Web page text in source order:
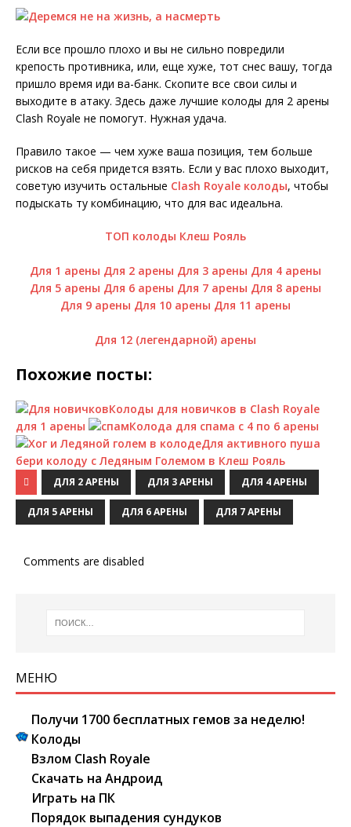
Если все прошло плохо и вы не сильно повредили
крепость противника, или, еще хуже, тот снес вашу, тогда
пришло время иди ва-банк. Скопите все свои силы и
выходите в атаку. Здесь даже лучшие колоды для 2 арены
Clash Royale не помогут. Нужная удача.
Правило такое — чем хуже ваша позиция, тем больше
рисков на себя придется взять. Если у вас плохо выходит,
советую изучить остальные Clash Royale колоды, чтобы
подыскать ту комбинацию, что для вас идеальна.
ТОП колоды Клеш Рояль
Для 1 арены Для 2 арены Для 3 арены Для 4 арены
Для 5 арены Для 6 арены Для 7 арены Для 8 арены
Для 9 арены Для 10 арены Для 11 арены
Для 12 (легендарной) арены
Похожие посты:
Колоды для новичков в Clash Royale
для 1 арены
Колода для спама с 4 по 6 арены
Для активного пуша
бери колоду с Ледяным Големом в Клеш Рояль
ДЛЯ 2 АРЕНЫ ДЛЯ 3 АРЕНЫ ДЛЯ 4 АРЕНЫ
ДЛЯ 5 АРЕНЫ ДЛЯ 6 АРЕНЫ ДЛЯ 7 АРЕНЫ
Comments are disabled
МЕНЮ
Получи 1700 бесплатных гемов за неделю!
Колоды
Взлом Clash Royale
Скачать на Андроид
Играть на ПК
Порядок выпадения сундуков